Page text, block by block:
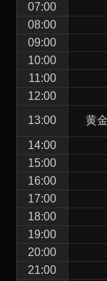
07:00
08:00
09:00
10:00
11:00
12:00
13:00
黄
14:00
15:00
16:00
17:00
18:00
19:00
20:00
21:00